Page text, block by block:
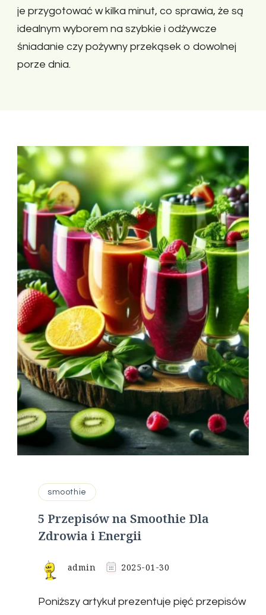
je przygotować w kilka minut, co sprawia, że są
idealnym wyborem na szybkie i odżywcze
śniadanie czy pożywny przekąsek o dowolnej
porze dnia.
smoothie
5 Przepisów na Smoothie Dla
Zdrowia i Energii
admin 2025-01-30
Poniższy artykuł prezentuje pięć przepisów